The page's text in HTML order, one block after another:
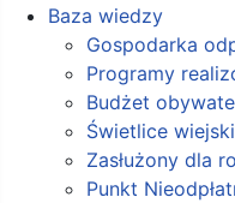
Baza wiedzy
Gospodarka
Programy
Budżet
Świetlice
Zasłużony dla
Punkt